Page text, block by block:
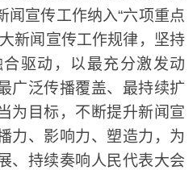
闻宣传工作纳入“六项重点
新闻宣传工作规律，坚持
驱动，以最充分激发动
广泛传播覆盖、最持续扩
为目标，不断提升新闻宣
力、影响力、塑造力，为
、持续奏响人民代表大会